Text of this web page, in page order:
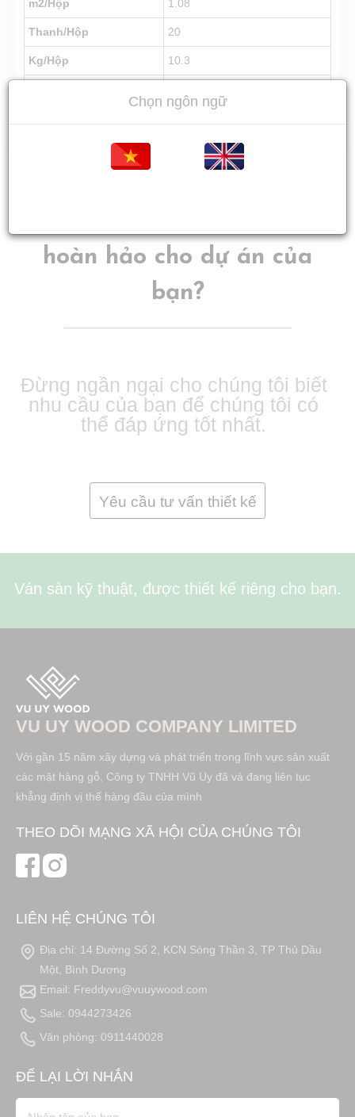
m2/Hộp 1.08
Thanh/Hộp 20
Kg/Hộp 10.3
hoàn hảo cho dự án của
bạn?
Đừng ngần ngại cho chúng tôi biết
nhu cầu của bạn để chúng tôi có
thể đáp ứng tốt nhất.
Yêu cầu tư vấn thiết kế
Ván sàn kỹ thuật, được thiết kế riêng cho bạn.
VU UY WOOD COMPANY LIMITED
Với gần 15 năm xây dựng và phát triển trong lĩnh vực sản xuất
các mặt hàng gỗ, Công ty TNHH Vũ Uy đã và đang liên tục
khẳng định vị thế hàng đầu của mình
THEO DÕI MẠNG XÃ HỘI CỦA CHÚNG TÔI
LIÊN HỆ CHÚNG TÔI
Địa chỉ: 14 Đường Số 2, KCN Sóng Thần 3, TP Thủ Dầu
Một, Bình Dương
Email: Freddyvu@vuuywood.com
Sale: 0944273426
Văn phòng: 0911440028
ĐỂ LẠI LỜI NHẮN
Chọn ngôn ngữ